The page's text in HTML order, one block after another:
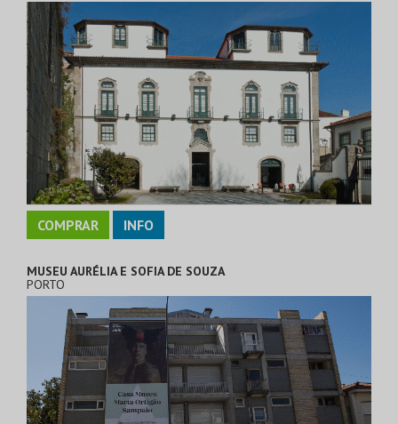
COMPRAR INFO
MUSEU AURÉLIA E SOFIA DE SOUZA
PORTO